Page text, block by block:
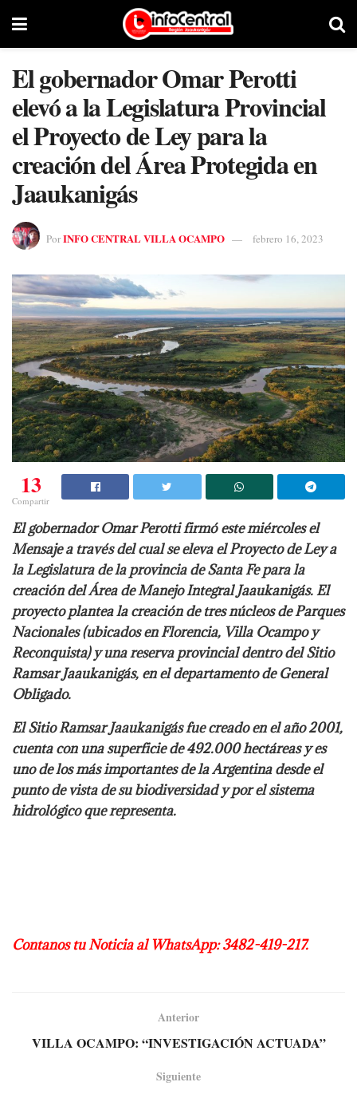
El gobernador Omar Perotti
elevó a la Legislatura Provincial
el Proyecto de Ley para la
creación del Área Protegida en
Jaaukanigás
PorINFO CENTRAL VILLA OCAMPO febrero 16, 2023
13
Compartir
El gobernador Omar Perotti firmó este miércoles el
Mensaje a través del cual se eleva el Proyecto de Ley a
la Legislatura de la provincia de Santa Fe para la
creación del Área de Manejo Integral Jaaukanigás. El
proyecto plantea la creación de tres núcleos de Parques
Nacionales (ubicados en Florencia, Villa Ocampo y
Reconquista) y una reserva provincial dentro del Sitio
Ramsar Jaaukanigás, en el departamento de General
Obligado.
El Sitio Ramsar Jaaukanigás fue creado en el año 2001,
cuenta con una superficie de 492.000 hectáreas y es
uno de los más importantes de la Argentina desde el
punto de vista de su biodiversidad y por el sistema
hidrológico que representa.
Contanos tu Noticia al WhatsApp: 3482-419-217.
Anterior
VILLA OCAMPO: “INVESTIGACIÓN ACTUADA”
Siguiente